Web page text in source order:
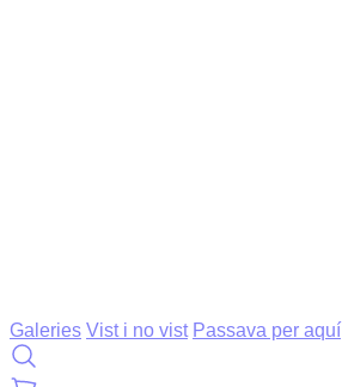
Galeries Vist i no vist Passava per aquí